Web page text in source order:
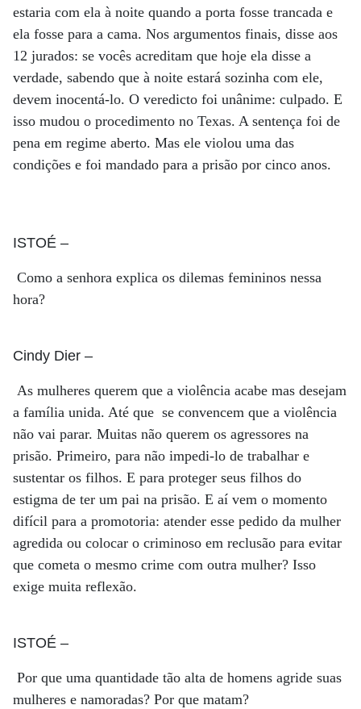
estaria com ela à noite quando a porta fosse trancada e
ela fosse para a cama. Nos argumentos finais, disse aos
12 jurados: se vocês acreditam que hoje ela disse a
verdade, sabendo que à noite estará sozinha com ele,
devem inocentá-lo. O veredicto foi unânime: culpado. E
isso mudou o procedimento no Texas. A sentença foi de
pena em regime aberto. Mas ele violou uma das
condições e foi mandado para a prisão por cinco anos.
ISTOÉ –
Como a senhora explica os dilemas femininos nessa
hora?
Cindy Dier –
As mulheres querem que a violência acabe mas desejam
a família unida. Até que se convencem que a violência
não vai parar. Muitas não querem os agressores na
prisão. Primeiro, para não impedi-lo de trabalhar e
sustentar os filhos. E para proteger seus filhos do
estigma de ter um pai na prisão. E aí vem o momento
difícil para a promotoria: atender esse pedido da mulher
agredida ou colocar o criminoso em reclusão para evitar
que cometa o mesmo crime com outra mulher? Isso
exige muita reflexão.
ISTOÉ –
Por que uma quantidade tão alta de homens agride suas
mulheres e namoradas? Por que matam?